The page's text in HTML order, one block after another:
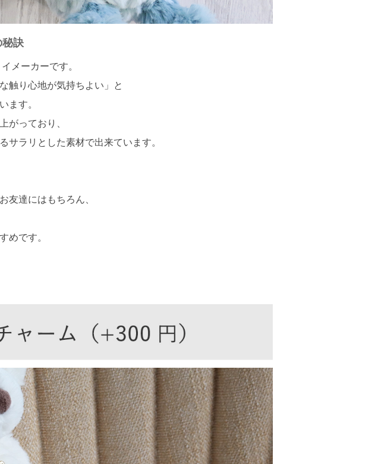
訣
メーカーです。
触り心地が気持ちよい」と
ます。
がっており、
サラリとした素材で出来ています。
友達にはもちろん、
めです。